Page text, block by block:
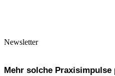
Newsletter
Mehr solche